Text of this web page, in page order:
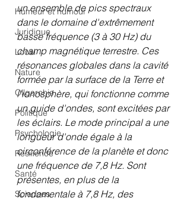
Humeur et humour
Juridique
Local
Nature
Oligarchie
Politique
Psychologie
Résilience
Santé
Sciences
un ensemble de pics spectraux
dans le domaine d'extrêmement
basse fréquence (3 à 30 Hz) du
champ magnétique terrestre. Ces
résonances globales dans la cavité
formée par la surface de la Terre et
l'ionosphère, qui fonctionne comme
un guide d'ondes, sont excitées par
les éclairs. Le mode principal a une
longueur d'onde égale à la
circonférence de la planète et donc
une fréquence de 7,8 Hz. Sont
présentes, en plus de la
fondamentale à 7,8 Hz, des